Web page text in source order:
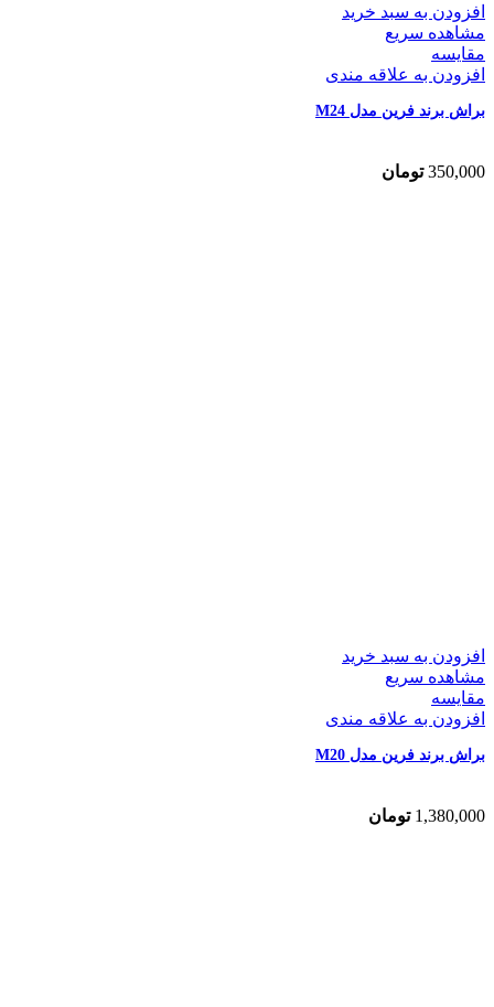
افزودن به سبد خرید
مشاهده سریع
مقایسه
افزودن به علاقه مندی
براش برند فرین مدل M24
350,000 تومان
افزودن به سبد خرید
مشاهده سریع
مقایسه
افزودن به علاقه مندی
براش برند فرین مدل M20
1,380,000 تومان